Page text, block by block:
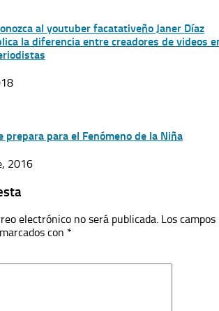
al youtuber facatativeño Janer Díaz
la diferencia entre creadores de videos
prepara para el Fenómeno de la Niña
2016
electrónico no será publicada. Los campos
con *